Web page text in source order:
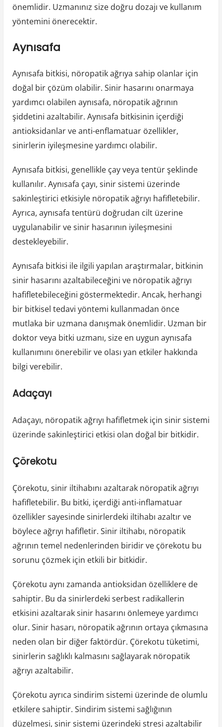
önemlidir. Uzmanınız size doğru dozajı ve kullanım
yöntemini önerecektir.
Aynısafa
Aynısafa bitkisi, nöropatik ağrıya sahip olanlar için
doğal bir çözüm olabilir. Sinir hasarını onarmaya
yardımcı olabilen aynısafa, nöropatik ağrının
şiddetini azaltabilir. Aynısafa bitkisinin içerdiği
antioksidanlar ve anti-enflamatuar özellikler,
sinirlerin iyileşmesine yardımcı olabilir.
Aynısafa bitkisi, genellikle çay veya tentür şeklinde
kullanılır. Aynısafa çayı, sinir sistemi üzerinde
sakinleştirici etkisiyle nöropatik ağrıyı hafifletebilir.
Ayrıca, aynısafa tentürü doğrudan cilt üzerine
uygulanabilir ve sinir hasarının iyileşmesini
destekleyebilir.
Aynısafa bitkisi ile ilgili yapılan araştırmalar, bitkinin
sinir hasarını azaltabileceğini ve nöropatik ağrıyı
hafifletebileceğini göstermektedir. Ancak, herhangi
bir bitkisel tedavi yöntemi kullanmadan önce
mutlaka bir uzmana danışmak önemlidir. Uzman bir
doktor veya bitki uzmanı, size en uygun aynısafa
kullanımını önerebilir ve olası yan etkiler hakkında
bilgi verebilir.
Adaçayı
Adaçayı, nöropatik ağrıyı hafifletmek için sinir sistemi
üzerinde sakinleştirici etkisi olan doğal bir bitkidir.
Çörekotu
Çörekotu, sinir iltihabını azaltarak nöropatik ağrıyı
hafifletebilir. Bu bitki, içerdiği anti-inflamatuar
özellikler sayesinde sinirlerdeki iltihabı azaltır ve
böylece ağrıyı hafifletir. Sinir iltihabı, nöropatik
ağrının temel nedenlerinden biridir ve çörekotu bu
sorunu çözmek için etkili bir bitkidir.
Çörekotu aynı zamanda antioksidan özelliklere de
sahiptir. Bu da sinirlerdeki serbest radikallerin
etkisini azaltarak sinir hasarını önlemeye yardımcı
olur. Sinir hasarı, nöropatik ağrının ortaya çıkmasına
neden olan bir diğer faktördür. Çörekotu tüketimi,
sinirlerin sağlıklı kalmasını sağlayarak nöropatik
ağrıyı azaltabilir.
Çörekotu ayrıca sindirim sistemi üzerinde de olumlu
etkilere sahiptir. Sindirim sistemi sağlığının
düzelmesi, sinir sistemi üzerindeki stresi azaltabilir